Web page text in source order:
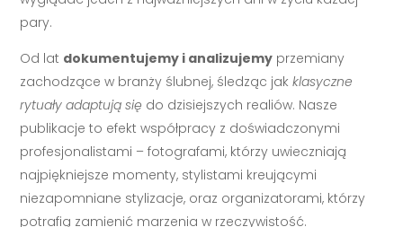
pary.
Od lat dokumentujemy i analizujemy przemiany
zachodzące w branży ślubnej, śledząc jakklasyczne
rytuały adaptują się do dzisiejszych realiów. Nasze
publikacje to efekt współpracy z doświadczonymi
profesjonalistami – fotografami, którzy uwieczniają
najpiękniejsze momenty, stylistami kreującymi
niezapomniane stylizacje, oraz organizatorami, którzy
potrafią zamienić marzenia w rzeczywistość.